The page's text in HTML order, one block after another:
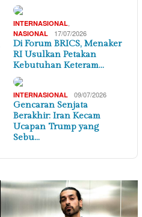
INTERNASIONAL,
NASIONAL 17/07/2026
Di Forum BRICS, Menaker
RI Usulkan Petakan
Kebutuhan Keteram…
INTERNASIONAL 09/07/2026
Gencaran Senjata
Berakhir: Iran Kecam
Ucapan Trump yang
Sebu…